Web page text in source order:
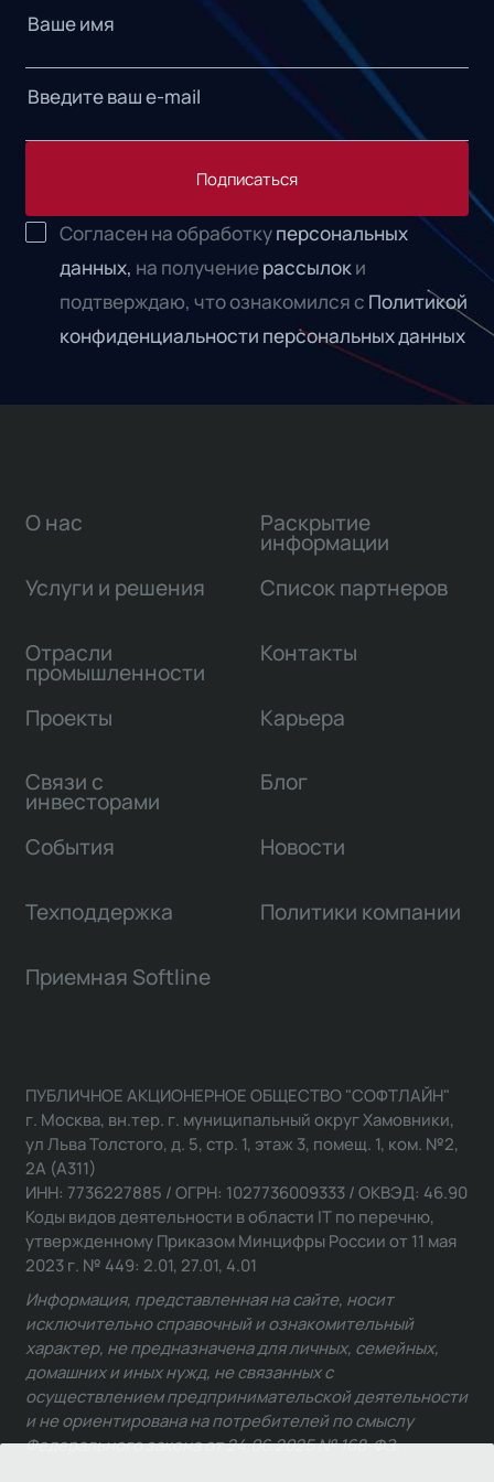
Подписаться
Согласен на обработкуперсональных
данных, на получениерассылоки
подтверждаю, что ознакомился с Политикой
конфиденциальности персональных данных
О нас
Услуги и решения
Отрасли
промышленности
Проекты
Связи с
инвесторами
Раскрытие
информации
Список партнеров
Контакты
Карьера
Блог
События Новости
Техподдержка Политики компании
Приемная Softline
ПУБЛИЧНОЕ АКЦИОНЕРНОЕ ОБЩЕСТВО "СОФТЛАЙН"
г. Москва, вн.тер. г. муниципальный округ Хамовники,
ул Льва Толстого, д. 5, стр. 1, этаж 3, помещ. 1, ком. №2,
2А (А311)
ИНН: 7736227885 / ОГРН: 1027736009333 / ОКВЭД: 46.90
Коды видов деятельности в области IT по перечню,
утвержденному Приказом Минцифры России от 11 мая
2023 г. № 449: 2.01, 27.01, 4.01
Информация, представленная на сайте, носит
исключительно справочный и ознакомительный
характер, не предназначена для личных, семейных,
домашних и иных нужд, не связанных с
осуществлением предпринимательской деятельности
и не ориентирована на потребителей по смыслу
Федерального закона от 24.06.2025 № 168-ФЗ.